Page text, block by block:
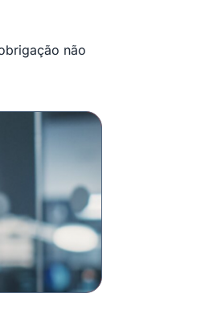
não